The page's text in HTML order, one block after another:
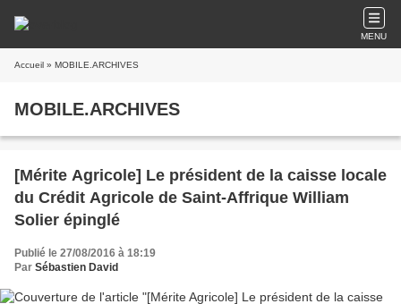
MENU
Accueil » MOBILE.ARCHIVES
MOBILE.ARCHIVES
[Mérite Agricole] Le président de la caisse locale
du Crédit Agricole de Saint-Affrique William
Solier épinglé
Publié le 27/08/2016 à 18:19
Par Sébastien David